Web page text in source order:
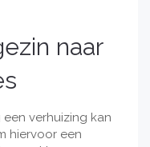
naar
verhuizing kan
hiervoor een